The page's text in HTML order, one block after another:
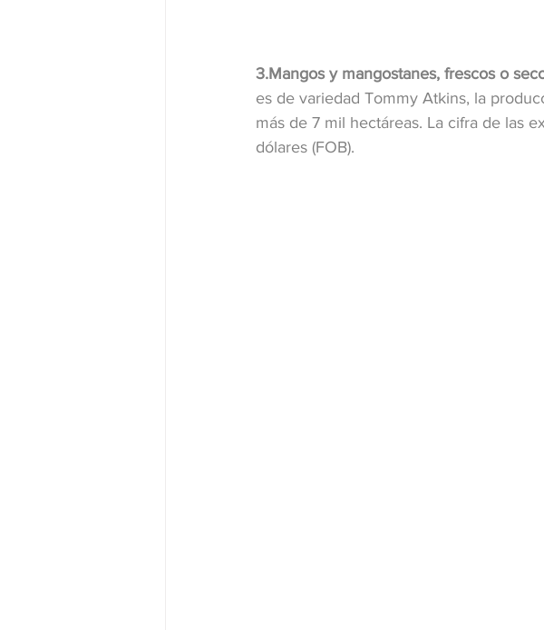
3.Mangos y mangostanes, frescos o
es de variedad Tommy Atkins, la
más de 7 mil hectáreas. La cifra de las
dólares (FOB).